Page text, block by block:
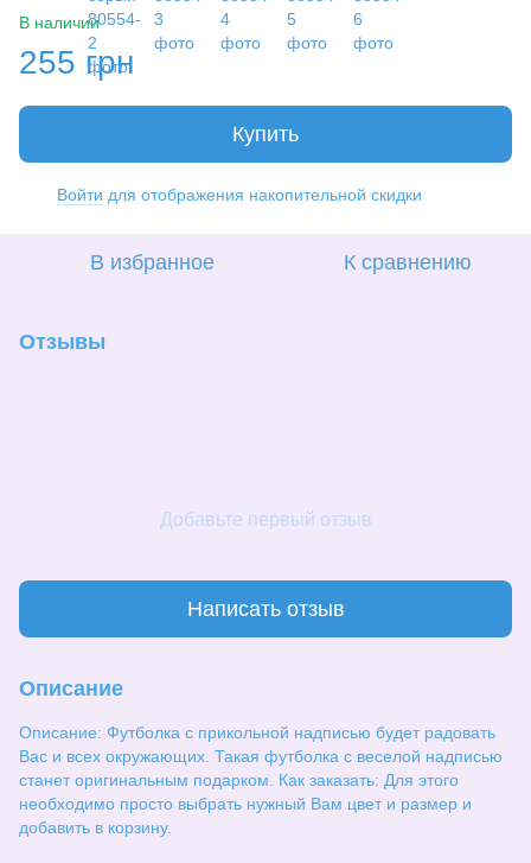
В наличии
255 грн
Купить
Войти для отображения накопительной скидки
В избранное К сравнению
Отзывы
Добавьте первый отзыв
Написать отзыв
Описание
Описание: Футболка с прикольной надписью будет радовать
Вас и всех окружающих. Такая футболка с веселой надписью
станет оригинальным подарком. Как заказать: Для этого
необходимо просто выбрать нужный Вам цвет и размер и
добавить в корзину.